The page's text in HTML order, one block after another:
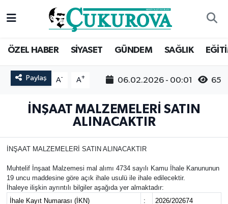
ÖZEL HABER SİYASET GÜNDEM SAĞLIK
Paylaş A- A+ 06.02.2026 - 00:01 65
İNŞAAT MALZEMELERİ SATIN
ALINACAKTIR
İNŞAAT MALZEMELERİ SATIN ALINACAKTIR
Muhtelif İnşaat Malzemesi mal alımı 4734 sayılı Kamu İhale Kanununun
19 uncu maddesine göre açık ihale usulü ile ihale edilecektir.
İhaleye ilişkin ayrıntılı bilgiler aşağıda yer almaktadır:
İhale Kayıt Numarası (İKN)
: 2026/202674
Mersin Hava Durumu
Mersin Trafik Yoğunluk Haritası
Tüm Manşetler
Son Dakika Haberleri